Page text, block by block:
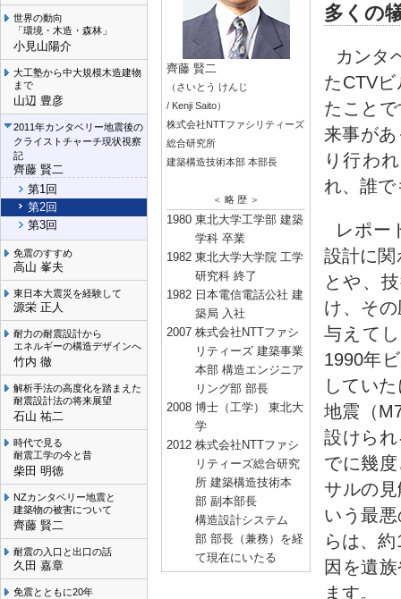
世界の動向
「環境・木造・森林」
小見山陽介
大工塾から中大規模木造建物
まで
山辺 豊彦
2011年カンタベリー地震後の
クライストチャーチ現状視察
記
齊藤 賢二
第1回
第2回
第3回
免震のすすめ
高山 峯夫
東日本大震災を経験して
源栄 正人
耐力の耐震設計から
エネルギーの構造デザインへ
竹内 徹
解析手法の高度化を踏まえた
耐震設計法の将来展望
石山 祐二
時代で見る
耐震工学の今と昔
柴田 明徳
NZカンタベリー地震と
建築物の被害について
齊藤 賢二
耐震の入口と出口の話
久田 嘉章
免震とともに20年
齊藤 賢二
（さいとう けんじ
/ Kenji Saito）
株式会社NTTファシリティーズ
総合研究所
建築構造技術本部 本部長
＜ 略 歴 ＞
1980 東北大学工学部 建築
学科 卒業
1982 東北大学大学院 工学
研究科 終了
1982 日本電信電話公社 建
築局 入社
2007 株式会社NTTファシ
リティーズ 建築事業
本部 構造エンジニア
リング部 部長
2008 博士（工学） 東北大
学
2012 株式会社NTTファシ
リティーズ総合研究
所 建築構造技術本
部 副本部長
構造設計システム
部 部長（兼務）を経
て現在にいたる
多くの
カンタ
たCTV
たこと
来事が
り行わ
れ、誰
レポー
設計に関
とや、
け、そ
与えて
1990年
してい
地震（
設けら
でに幾
サルの
いう最
らは、
因を遺
ます。